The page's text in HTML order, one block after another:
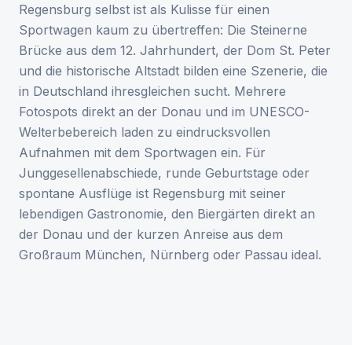
Regensburg selbst ist als Kulisse für einen
Sportwagen kaum zu übertreffen: Die Steinerne
Brücke aus dem 12. Jahrhundert, der Dom St. Peter
und die historische Altstadt bilden eine Szenerie, die
in Deutschland ihresgleichen sucht. Mehrere
Fotospots direkt an der Donau und im UNESCO-
Welterbebereich laden zu eindrucksvollen
Aufnahmen mit dem Sportwagen ein. Für
Junggesellenabschiede, runde Geburtstage oder
spontane Ausflüge ist Regensburg mit seiner
lebendigen Gastronomie, den Biergärten direkt an
der Donau und der kurzen Anreise aus dem
Großraum München, Nürnberg oder Passau ideal.